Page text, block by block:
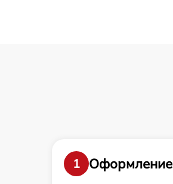
1
Оформление